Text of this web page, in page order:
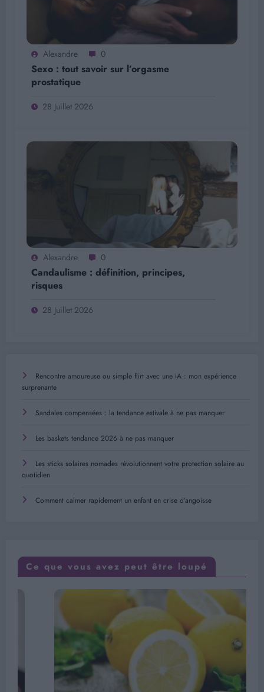
Alexandre 0
Sexo : tout savoir sur l’orgasme
prostatique
28 Juillet 2026
Alexandre 0
Candaulisme : définition, principes,
risques
28 Juillet 2026
Rencontre amoureuse ou simple flirt avec une IA : mon expérience
surprenante
Sandales compensées : la tendance estivale à ne pas manquer
Les baskets tendance 2026 à ne pas manquer
Les sticks solaires nomades révolutionnent votre protection solaire au
quotidien
Comment calmer rapidement un enfant en crise d’angoisse
Ce que vous avez peut être loupé